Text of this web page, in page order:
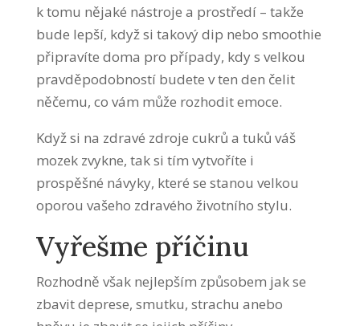
k tomu nějaké nástroje a prostředí – takže
bude lepší, když si takový dip nebo smoothie
připravíte doma pro případy, kdy s velkou
pravděpodobností budete v ten den čelit
něčemu, co vám může rozhodit emoce.
Když si na zdravé zdroje cukrů a tuků váš
mozek zvykne, tak si tím vytvoříte i
prospěšné návyky, které se stanou velkou
oporou vašeho zdravého životního stylu.
Vyřešme příčinu
Rozhodně však nejlepším způsobem jak se
zbavit deprese, smutku, strachu anebo